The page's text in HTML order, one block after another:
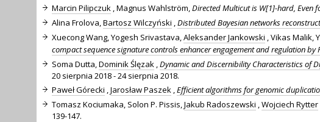
Marcin Pilipczuk , Magnus Wahlström, Directed Multicut is W[1]-hard, Even
Alina Frolova, Bartosz Wilczyński Distributed Bayesian networks
Xuecong Wang, Yogesh Srivastava, Aleksander Jankowski , Vikas Malik,
compact sequence signature controls enhancer engagement and regulation by
Soma Dutta, Dominik Ślęzak Dynamic and Discernibility Characteristics of
20 sierpnia 2018 - 24 sierpnia 2018.
Paweł Górecki Jarosław Paszek Efficient algorithms for genomic
Tomasz Kociumaka, Solon P. Pissis, Jakub Radoszewski Wojciech Rytter
139-147.